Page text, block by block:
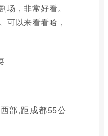
场，非常好看。
可以来看看哈，
部,距成都55公